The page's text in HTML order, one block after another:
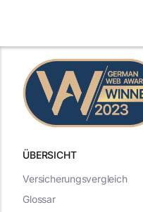
ÜBERSICHT
Versicherungsvergleich
Glossar